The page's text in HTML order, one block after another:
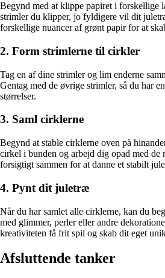
Begynd med at klippe papiret i forskellige
strimler du klipper, jo fyldigere vil dit
forskellige nuancer af grønt papir for at
2. Form strimlerne til cirkler
Tag en af dine strimler og lim enderne
Gentag med de øvrige strimler, så du har
størrelser.
3. Saml cirklerne
Begynd at stable cirklerne oven på
cirkel i bunden og arbejd dig opad med
forsigtigt sammen for at danne et stabilt
4. Pynt dit juletræ
Når du har samlet alle cirklerne, kan du
med glimmer, perler eller andre
kreativiteten få frit spil og skab dit eget
Afsluttende tanker